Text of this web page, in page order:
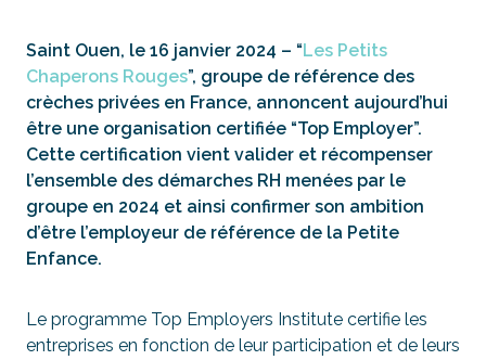
Saint Ouen, le 16 janvier 2024 – “Les Petits
Chaperons Rouges”, groupe de référence des
crèches privées en France, annoncent aujourd’hui
être une organisation certifiée “Top Employer”.
Cette certification vient valider et récompenser
l’ensemble des démarches RH menées par le
groupe en 2024 et ainsi confirmer son ambition
d’être l’employeur de référence de la Petite
Enfance.
Le programme Top Employers Institute certifie les
entreprises en fonction de leur participation et de leurs